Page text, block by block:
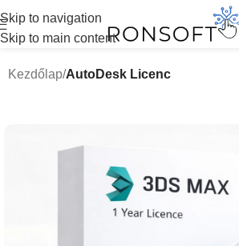
Skip to navigation
Skip to main content
Kezdőlap AutoDesk Licenc